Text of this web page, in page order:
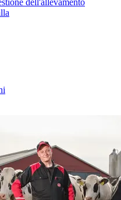
dell'allevamento